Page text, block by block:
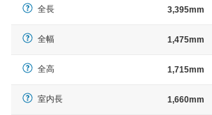
全長 3,395mm
全幅 1,475mm
全高 1,715mm
室内長 1,660mm